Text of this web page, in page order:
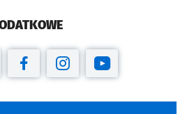
nowej karcie
Otwiera się w nowej karcie
Otwiera się w nowej
Otwiera się w